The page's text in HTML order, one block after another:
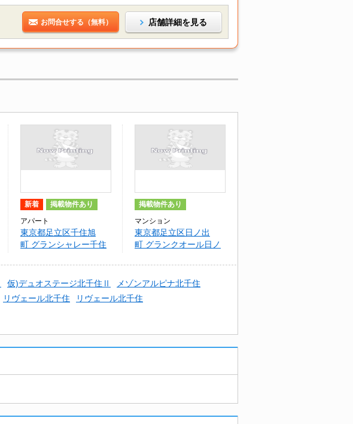
お問合せする（無料） 店舗詳細を見る
新着 掲載物件あり
アパート
東京都足立区千住旭
町 グランシャレー千住
掲載物件あり
マンション
東京都足立区日ノ出
町 グランクオール日ノ
仮)デュオステージ北千住Ⅱ
メゾンアルピナ北千住
リヴェール北千住
リヴェール北千住